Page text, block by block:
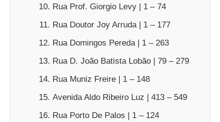
Rua Prof. Giorgio Levy | 1 – 74
Rua Doutor Joy Arruda | 1 – 177
Rua Domingos Pereda | 1 – 263
Rua D. João Batista Lobão | 79 – 279
Rua Muniz Freire | 1 – 148
Avenida Aldo Ribeiro Luz | 413 – 549
Rua Porto De Palos | 1 – 124